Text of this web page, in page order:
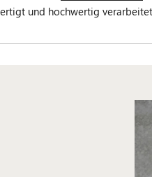
und hochwertig